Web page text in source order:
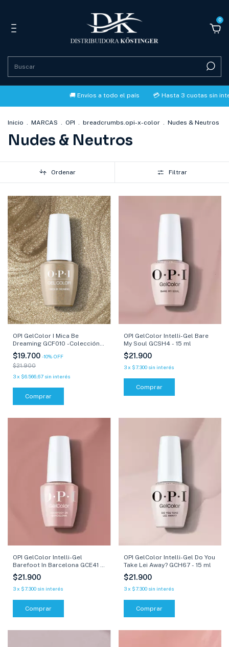
0
🚚 Envíos a todo el país 💳 Hasta 3 cuotas sin interés con
Inicio . MARCAS . OPI . breadcrumbs.opi-x-color . Nudes & Neutros
Nudes & Neutros
Ordenar Filtrar
OPI GelColor I Mica Be
Dreaming GCF010 -Colección
Fall Wonders- 15 ml
$19.700 -10% OFF
$21.900
3x $6.566,67 sin interés
Comprar
OPI GelColor Intelli-Gel Bare
My Soul GCSH4 - 15 ml
$21.900
3 x $7.300 sin interés
Comprar
OPI GelColor Intelli-Gel
Barefoot In Barcelona GCE41 -
15 ml
$21.900
3x $7.300 sin interés
Comprar
OPI GelColor Intelli-Gel Do You
Take Lei Away? GCH67 - 15 ml
$21.900
3 x $7.300 sin interés
Comprar